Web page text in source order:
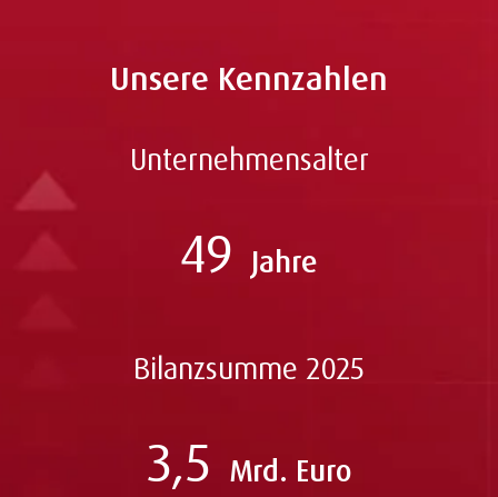
Unsere Kennzahlen
Unternehmensalter
49 Jahre
Bilanzsumme 2025
3,5 Mrd. Euro